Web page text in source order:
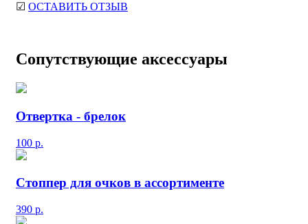
☑ ОСТАВИТЬ ОТЗЫВ
Сопутствующие аксессуары
Отвертка - брелок
100 р.
Стоппер для очков в ассортименте
390 р.